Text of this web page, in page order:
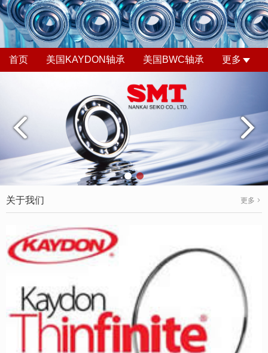
首页 美国KAYDON轴承 美国BWC轴承 更多
关于我们 更多